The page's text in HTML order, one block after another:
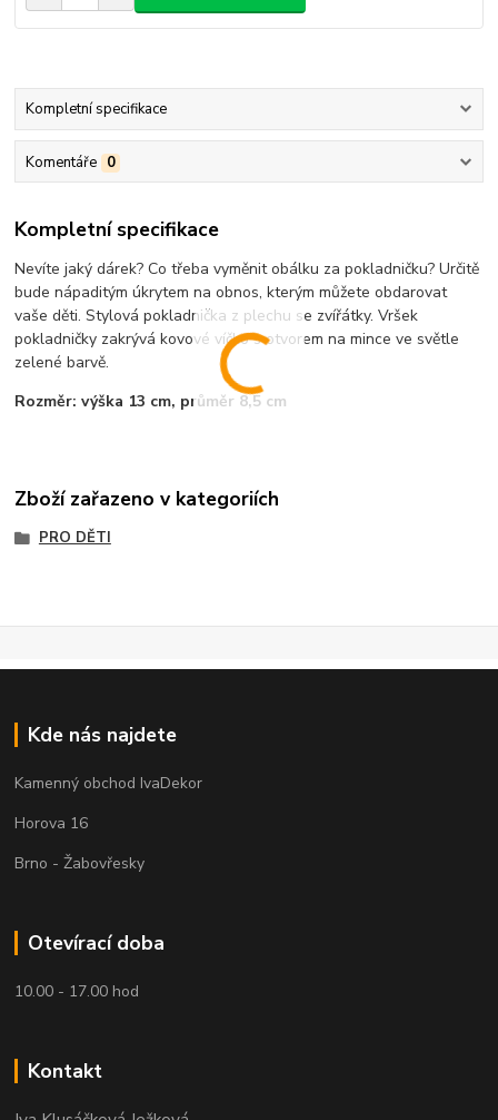
Kompletní specifikace
Komentáře 0
Kompletní specifikace
Nevíte jaký dárek? Co třeba vyměnit obálku za pokladničku? Určitě
bude nápaditým úkrytem na obnos, kterým můžete obdarovat
vaše děti. Stylová pokladnička z plechu se zvířátky. Vršek
pokladničky zakrývá kovové víčko s otvorem na mince ve světle
zelené barvě.
Rozměr: výška 13 cm, průměr 8,5 cm
Zboží zařazeno v kategoriích
PRO DĚTI
Kde nás najdete
Kamenný obchod IvaDekor
Horova 16
Brno - Žabovřesky
Otevírací doba
10.00 - 17.00 hod
Kontakt